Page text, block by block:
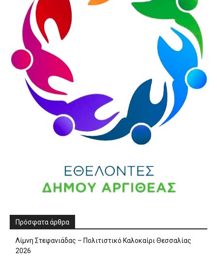
Πρόσφατα άρθρα
Λίμνη Στεφανιάδας – Πολιτιστικό Καλοκαίρι Θεσσαλίας
2026